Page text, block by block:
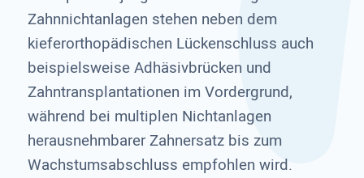
Zahnnichtanlagen stehen neben dem
kieferorthopä­dischen Lückenschluss auch
beispielsweise Adhäsivbrücken und
Zahntransplantationen im Vordergrund,
während bei multiplen Nichtanlagen
herausnehmbarer Zahnersatz bis zum
Wachstumsabschluss empfohlen wird.